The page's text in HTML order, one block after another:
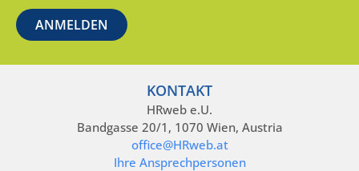
KONTAKT
HRweb e.U.
Bandgasse 20/1, 1070 Wien, Austria
office@HRweb.at
Ihre Ansprechpersonen